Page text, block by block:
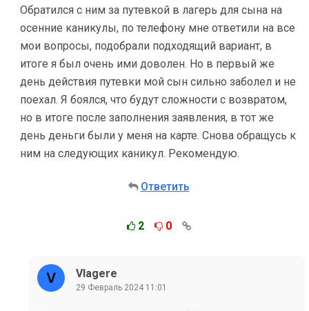
Обратился с ним за путевкой в лагерь для сына на
осенние каникулы, по телефону мне ответили на все
мои вопросы, подобрали подходящий вариант, в
итоге я был очень ими доволен. Но в первый же
день действия путевки мой сын сильно заболел и не
поехал. Я боялся, что будут сложности с возвратом,
но в итоге после заполнения заявления, в тот же
день деньги были у меня на карте. Снова обращусь к
ним на следующих каникул. Рекомендую.
Ответить
2 0
Vlagere
29 Февраль 2024 11:01